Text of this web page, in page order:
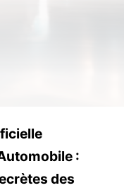
:
des